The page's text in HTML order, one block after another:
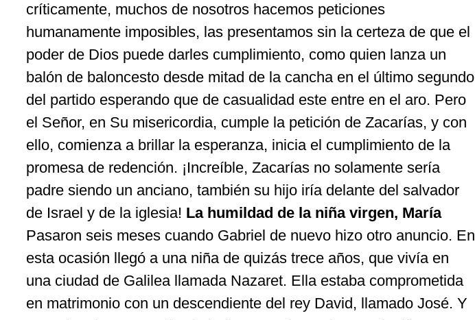
críticamente, muchos de nosotros hacemos peticiones
humanamente imposibles, las presentamos sin la certeza de que el
poder de Dios puede darles cumplimiento, como quien lanza un
balón de baloncesto desde mitad de la cancha en el último segundo
del partido esperando que de casualidad este entre en el aro. Pero
el Señor, en Su misericordia, cumple la petición de Zacarías, y con
ello, comienza a brillar la esperanza, inicia el cumplimiento de la
promesa de redención. ¡Increíble, Zacarías no solamente sería
padre siendo un anciano, también su hijo iría delante del salvador
de Israel y de la iglesia! La humildad de la niña virgen, María
Pasaron seis meses cuando Gabriel de nuevo hizo otro anuncio. En
esta ocasión llegó a una niña de quizás trece años, que vivía en
una ciudad de Galilea llamada Nazaret. Ella estaba comprometida
en matrimonio con un descendiente del rey David, llamado José. Y